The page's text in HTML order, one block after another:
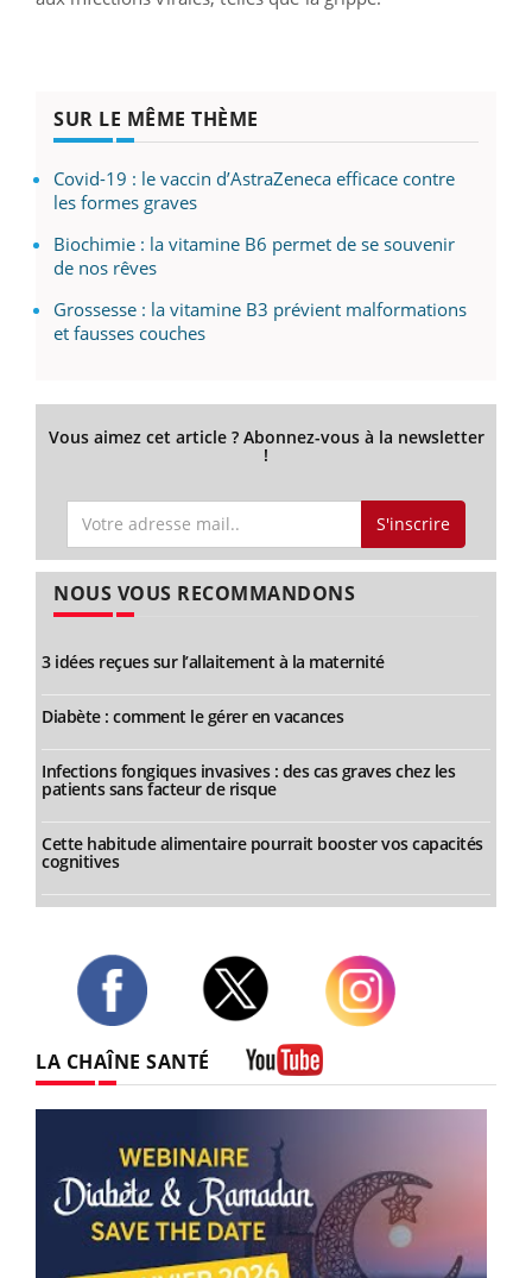
SUR LE MÊME THÈME
Covid-19 : le vaccin d’AstraZeneca efficace contre
les formes graves
Biochimie : la vitamine B6 permet de se souvenir
de nos rêves
Grossesse : la vitamine B3 prévient malformations
et fausses couches
Vous aimez cet article ? Abonnez-vous à la newsletter
!
S'inscrire
NOUS VOUS RECOMMANDONS
3 idées reçues sur l’allaitement à la maternité
Diabète : comment le gérer en vacances
Infections fongiques invasives : des cas graves chez les
patients sans facteur de risque
Cette habitude alimentaire pourrait booster vos capacités
cognitives
LA CHAÎNE SANTÉ